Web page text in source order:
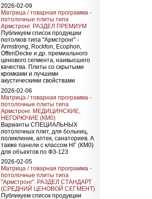
2026-02-09
Матрица / товарная программа -
потолочные плиты типа
Армстронг. РАЗДЕЛ ПРЕМИУМ
Публикуем список продукции
потолков типа "Армстронг" -
Armstrong, Rockfon, Ecophon,
OffenDecke и др. премиального
ценового сегмента, наивысшего
качества. Плиты со скрытыми
кромками и лучшими
акустическими свойствами
2026-02-06
Матрица / товарная программа -
потолочные плиты типа
Армстронг. МЕДИЦИНСКИЕ,
НЕГОРЮЧИЕ (КМ0)
Варианты СПЕЦИАЛЬНЫХ
потолочных плит, для больниц,
поликлиник, аптек, санаториев. А
также панели с классом НГ (КМ0)
для объектов по ФЗ-123
2026-02-05
Матрица / товарная программа -
потолочные плиты типа
"Армстронг". РАЗДЕЛ СТАНДАРТ
(СРЕДНИЙ ЦЕНОВОЙ СЕГМЕНТ)
Публикуем список продукции